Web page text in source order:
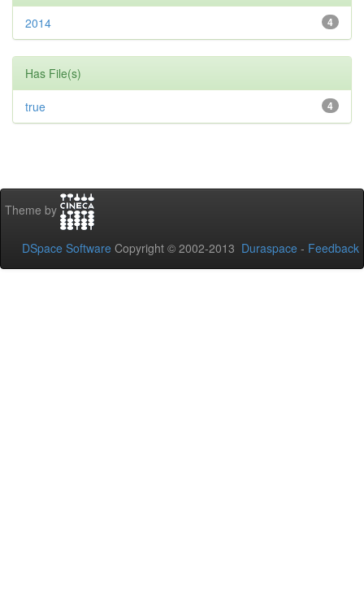
4
2014
Has File(s)
4
true
Theme by
DSpace Software Copyright © 2002-2013 Duraspace - Feedback